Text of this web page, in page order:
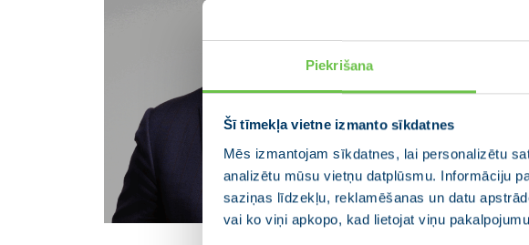
Piekrišana
Šī tīmekļa vietne izmanto sīkdatnes
Mēs izmantojam sīkdatnes, lai personalizētu
analizētu mūsu vietņu datplūsmu. Informāciju
saziņas līdzekļu, reklamēšanas un datu
vai ko viņi apkopo, kad lietojat viņu